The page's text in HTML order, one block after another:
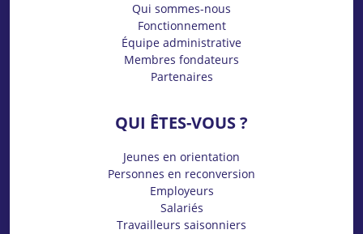
Qui sommes-nous
Fonctionnement
Équipe administrative
Membres fondateurs
Partenaires
QUI ÊTES-VOUS ?
Jeunes en orientation
Personnes en reconversion
Employeurs
Salariés
Travailleurs saisonniers